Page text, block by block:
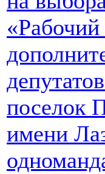
поселок
имени